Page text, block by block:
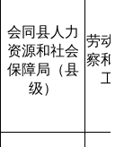
会同县人力
资源和社会
保障局（县
级）
劳动
察和
工